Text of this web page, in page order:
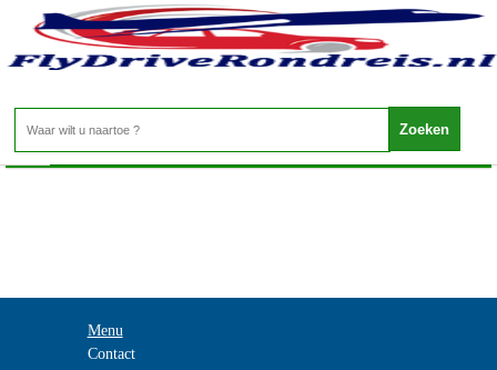
Tunesie - DJERBA
Home>
Menu
Contact